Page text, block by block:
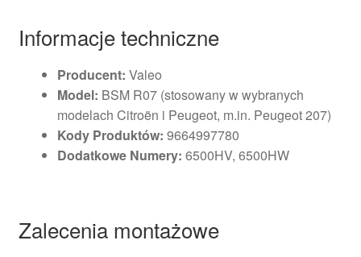
Informacje techniczne
Producent: Valeo
Model: BSM R07 (stosowany w wybranych
modelach Citroën i Peugeot, m.in. Peugeot 207)
Kody Produktów: 9664997780
Dodatkowe Numery: 6500HV, 6500HW
Zalecenia montażowe